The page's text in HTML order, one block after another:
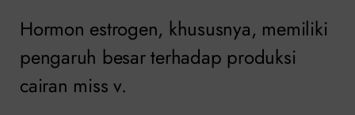
Hormon estrogen, khususnya, memiliki
pengaruh besar terhadap produksi
cairan miss v.